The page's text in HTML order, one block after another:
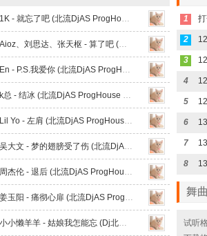
[车载版] 1K - 就忘了吧 (北流DjAS ProgHouse Mix国语男)
[车载版] Aioz、刘思达、张天枢 - 算了吧 (北流DjAS ProgHouse Mix国语男)
[车载版] En - P.S.我爱你 (北流DjAS ProgHouse Mix国语男)
[车载版] k总 - 结冰 (北流DjAS ProgHouse Mix国语男)
[车载版] Lil Yo - 左肩 (北流DjAS ProgHouse Mix国语男)
[车载版] 吴大文 - 梦的翅膀受了伤 (北流DjAS ProgHouse Mix国语男)
[车载版] 周杰伦 - 退后 (北流DjAS ProgHouse Mix国语男)
[车载版] 姜玉阳 - 痛彻心扉 (北流DjAS ProgHouse Mix国语男)
[车载版] 小小懒羊羊 - 姑娘我怎能忘 (Dj北屿 ProgHouse Mix国语女)
1
2
3
4
5
6
7
8
舞
试听